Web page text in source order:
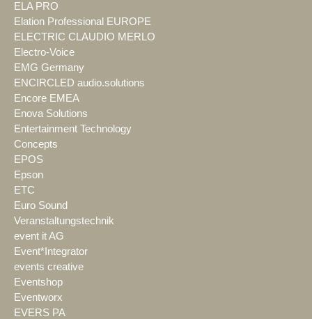
ELA PRO
Elation Professional EUROPE
ELECTRIC CLAUDIO MERLO
Electro-Voice
EMG Germany
ENCIRCLED audio.solutions
Encore EMEA
Enova Solutions
Entertainment Technology
Concepts
EPOS
Epson
ETC
Euro Sound
Veranstaltungstechnik
event it AG
Event*Integrator
events creative
Eventshop
Eventworx
EVERS PA